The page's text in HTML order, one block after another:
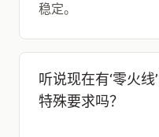
稳定。
听说现在有‘零火
特殊要求吗？